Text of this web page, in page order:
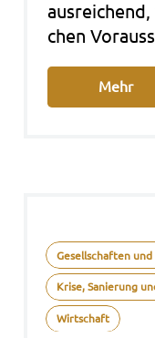
chen
Mehr
Gesellschaften
Krise, Sanierung
Wirtschaft